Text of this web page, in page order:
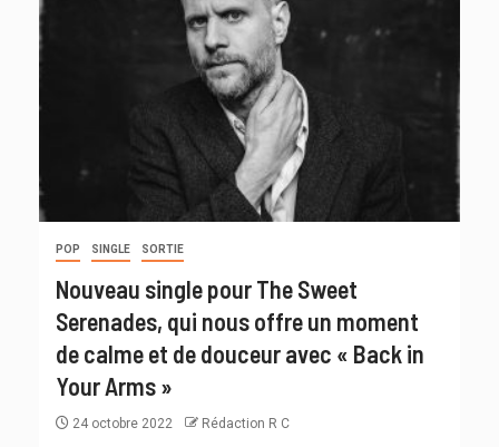
POP SINGLE SORTIE
Nouveau single pour The Sweet
Serenades, qui nous offre un moment
de calme et de douceur avec « Back in
Your Arms »
24 octobre 2022 Rédaction R C